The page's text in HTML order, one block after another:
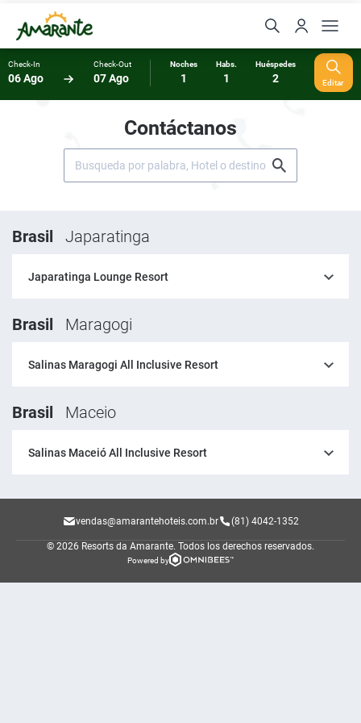
Check-In
06 Ago
Check-Out
07 Ago
Noches
1
Habs.
1
Huéspedes
2 Editar
Contáctanos
Brasil Japaratinga
Japaratinga Lounge Resort
Brasil Maragogi
Salinas Maragogi All Inclusive Resort
Brasil Maceio
Salinas Maceió All Inclusive Resort
vendas@amarantehoteis.com.br (81) 4042-1352
© 2026 Resorts da Amarante. Todos los derechos reservados.
Powered by